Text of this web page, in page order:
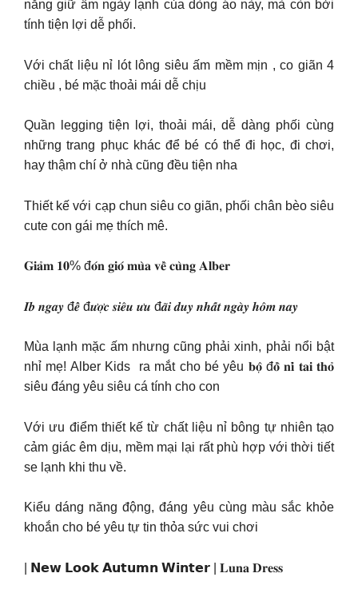
năng giữ ấm ngày lạnh của dòng áo này, mà còn bởi
tính tiện lợi dễ phối.
Với chất liệu nỉ lót lông siêu ấm mềm mịn , co giãn 4
chiều , bé mặc thoải mái dễ chịu
Quần legging tiện lợi, thoải mái, dễ dàng phối cùng
những trang phục khác để bé có thể đi học, đi chơi,
hay thậm chí ở nhà cũng đều tiện nha
Thiết kế với cạp chun siêu co giãn, phối chân bèo siêu
cute con gái mẹ thích mê.
𝐆𝐢𝐚̉𝐦 𝟏𝟎% đ𝐨́𝐧 𝐠𝐢𝐨́ 𝐦𝐮̀𝐚 𝐯𝐞̂̀ 𝐜𝐮̀𝐧𝐠 𝐀𝐥𝐛𝐞𝐫
𝑰𝒃 𝒏𝒈𝒂𝒚 đ𝒆̂̉ đ𝒖̛𝒐̛̣𝒄 𝒔𝒊𝒆̂𝒖 𝒖̛𝒖 đ𝒂̃𝒊 𝒅𝒖𝒚 𝒏𝒉𝒂̂́𝒕 𝒏𝒈𝒂̀𝒚 𝒉𝒐̂𝒎 𝒏𝒂𝒚
Mùa lạnh mặc ấm nhưng cũng phải xinh, phải nổi bật
nhỉ mẹ! Alber Kids ra mắt cho bé yêu 𝐛𝐨̣̂ đ𝐨̂̀ 𝐧𝐢̉ 𝐭𝐚𝐢 𝐭𝐡𝐨̉
siêu đáng yêu siêu cá tính cho con
Với ưu điểm thiết kế từ chất liệu nỉ bông tự nhiên tạo
cảm giác êm dịu, mềm mại lại rất phù hợp với thời tiết
se lạnh khi thu về.
Kiểu dáng năng động, đáng yêu cùng màu sắc khỏe
khoắn cho bé yêu tự tin thỏa sức vui chơi
| 𝗡𝗲𝘄 𝗟𝗼𝗼𝗸 𝗔𝘂𝘁𝘂𝗺𝗻 𝗪𝗶𝗻𝘁𝗲𝗿 | 𝐋𝐮𝐧𝐚 𝐃𝐫𝐞𝐬𝐬